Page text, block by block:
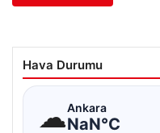
Hava Durumu
☁Ankara
NaN°C